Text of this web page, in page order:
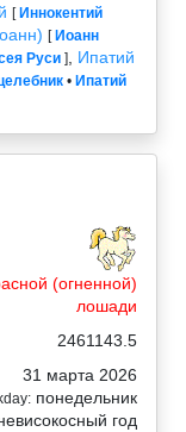
[Иннокентий
[Иоанн
Руси], Ипатий
• Ипатий
(огненной)
лошади
2461143.5
31 марта 2026
понедельник
год